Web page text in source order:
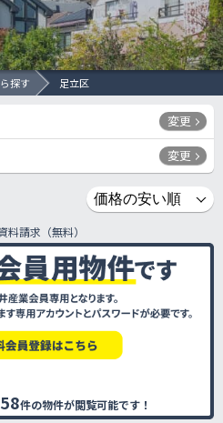
探す 足立区
変更
変更
請求（無料）
件の物件が閲覧可能です！